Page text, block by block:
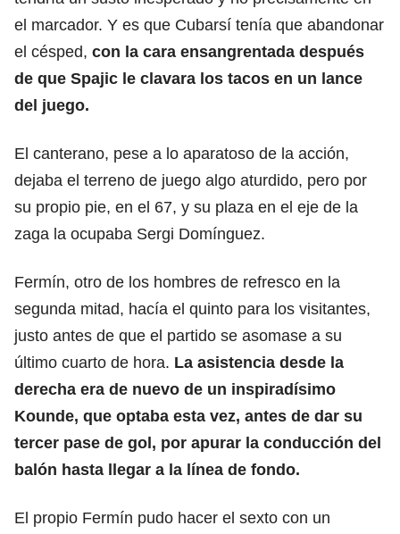
el marcador. Y es que Cubarsí tenía que abandonar
el césped, con la cara ensangrentada después
de que Spajic le clavara los tacos en un lance
del juego.
El canterano, pese a lo aparatoso de la acción,
dejaba el terreno de juego algo aturdido, pero por
su propio pie, en el 67, y su plaza en el eje de la
zaga la ocupaba Sergi Domínguez.
Fermín, otro de los hombres de refresco en la
segunda mitad, hacía el quinto para los visitantes,
justo antes de que el partido se asomase a su
último cuarto de hora. La asistencia desde la
derecha era de nuevo de un inspiradísimo
Kounde, que optaba esta vez, antes de dar su
tercer pase de gol, por apurar la conducción del
balón hasta llegar a la línea de fondo.
El propio Fermín pudo hacer el sexto con un